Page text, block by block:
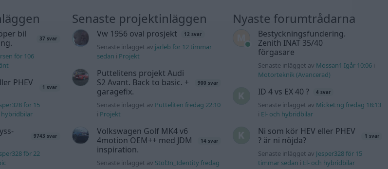
bil
37 svar
för 106
PHEV
1 svar
för 15
hybridbilar
9743 svar
för 22
Senaste projektinläggen
Vw 1956 oval prosjekt 12 svar
Senaste inlägget av jarleb för 12 timmar
sedan i Projekt
Puttelitens projekt Audi
S2 Avant. Back to basic. +
garagefix.
900 svar
Senaste inlägget av Putteliten fredag 22:10
i Projekt
Volkswagen Golf MK4 v6
4motion OEM++ med JDM
inspiration.
14 svar
Senaste inlägget av Stol3n_Identity fredag
Nyaste forumtrådarna
Bestyckningsfundering.
Zenith INAT 35/40
förgasare
Senaste inlägget av Mossan1 Igår 10:06i
Motorteknik (Avancerad)
ID 4 vs EX 40 ? 4 svar
Senaste inlägget av MickeEng fredag 18:13
i El- och hybridbilar
Ni som kör HEV eller PHEV
? är ni nöjda?
1 svar
Senaste inlägget av Jesper328 för 15
timmar sedan i El- och hybridbilar